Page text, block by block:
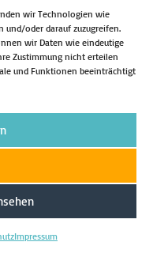
wir Technologien wie
und/oder darauf zuzugreifen.
wir Daten wie eindeutige
Zustimmung nicht erteilen
und Funktionen beeinträchtigt
Impressum
Richtlinie (EU)
MdL